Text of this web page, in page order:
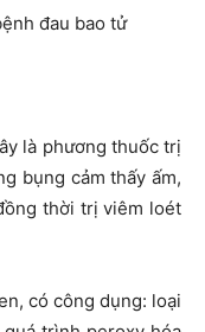
là phương thuốc trị
bụng cảm thấy ấm,
thời trị viêm loét
có công dụng: loại